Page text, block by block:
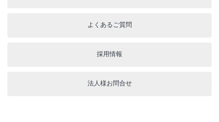
よくあるご質問
採用情報
法人様お問合せ